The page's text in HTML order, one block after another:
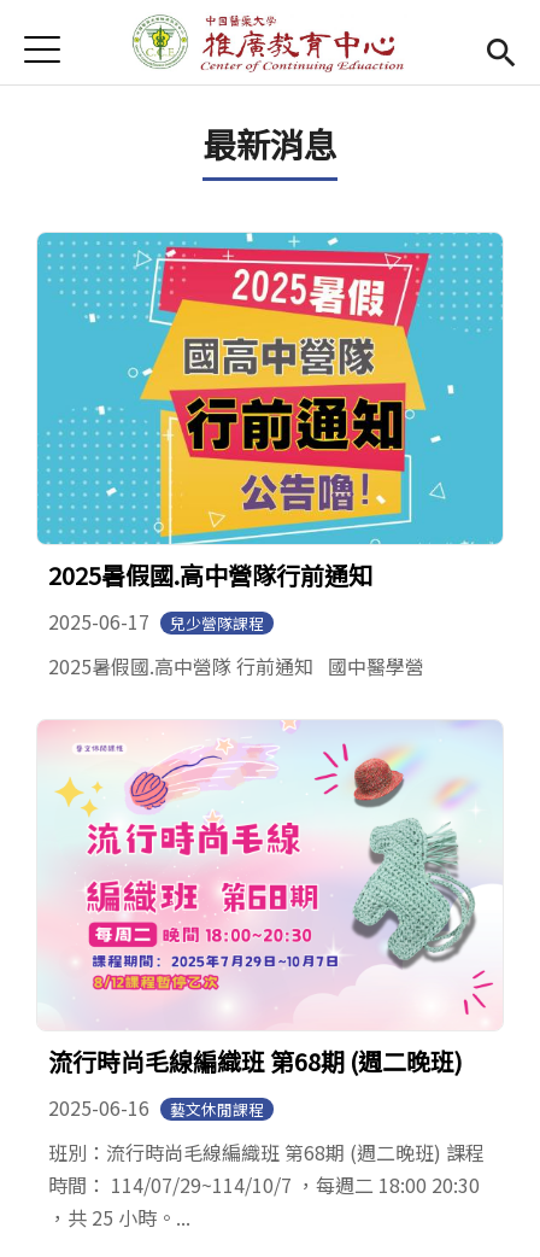
首頁
首頁
Open submenu (關於我們)
課程報名系統(link is external)
檔案下載
學校首頁(link is external)
Open
樂齡專區
English
Jump to Navigation
Jump to Main content
最新消息
2025暑假國.高中營隊行前通知
2025-06-17 兒少營隊課程
2025暑假國.高中營隊 行前通知 國中醫學營
流行時尚毛線編織班 第68期 (週二晚班)
2025-06-16 藝文休閒課程
班別：流行時尚毛線編織班 第68期 (週二晚班) 課程
時間： 114/07/29~114/10/7 ，每週二 18:00 20:30
，共 25 小時。...